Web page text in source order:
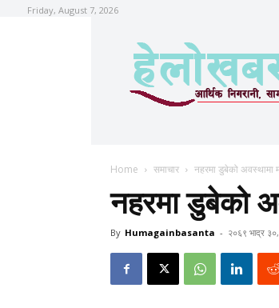
Friday, August 7, 2026
Home समाचार नहरमा डुबेको अवस्थामा
नहरमा डुबेको
By Humagainbasanta - २०६९ भाद्र